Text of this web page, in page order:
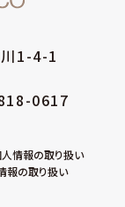
1-4-1
0617
情報の取り扱い
報の取り扱い